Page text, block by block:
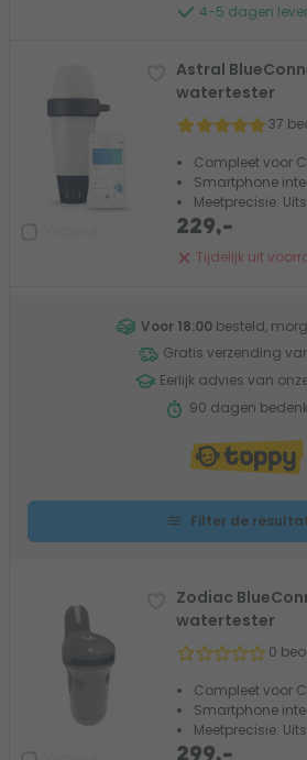
4-5 dagen
Astral
watertester
37
Compleet voor
Smartphone
Meetprecisie:
Tijdelijk uit
229,-
Voor 18:00 besteld,
Gratis verzending
Eerlijk advies van
90 dagen
Filter de
Zodiac
watertester
0
Compleet voor
Smartphone
Meetprecisie:
299,-